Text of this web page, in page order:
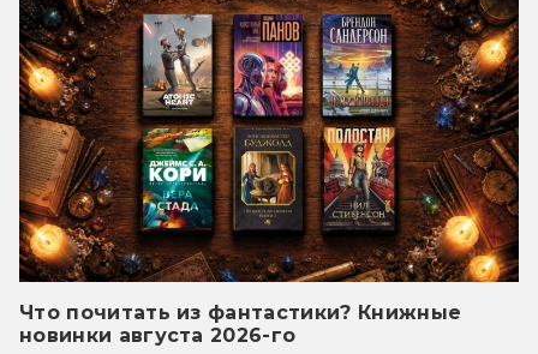
Что почитать из фантастики? Книжные
новинки августа 2026-го